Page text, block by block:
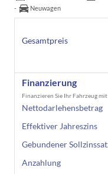
Neuwagen
Gesamtpreis
Finanzierung
Finanzieren Sie Ihr Fahrzeug
Nettodarlehensbetrag
Effektiver Jahreszins
Gebundener
Anzahlung